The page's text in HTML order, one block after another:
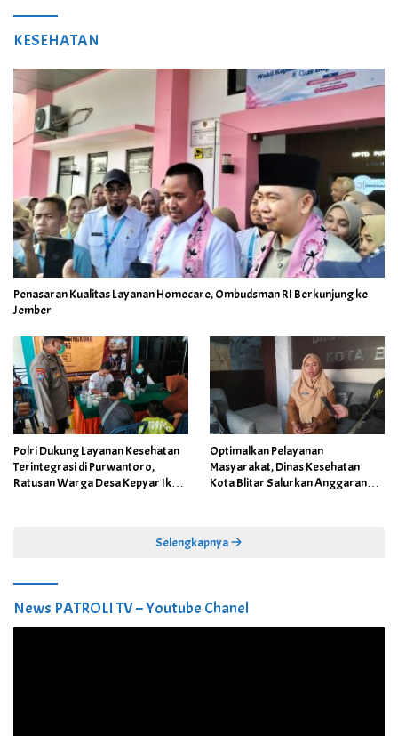
KESEHATAN
Penasaran Kualitas Layanan Homecare, Ombudsman RI Berkunjung ke
Jember
Polri Dukung Layanan Kesehatan
Terintegrasi di Purwantoro,
Ratusan Warga Desa Kepyar Ikuti
Optimalkan Pelayanan
Masyarakat, Dinas Kesehatan
Kota Blitar Salurkan Anggaran
Selengkapnya
News PATROLI TV – Youtube Chanel